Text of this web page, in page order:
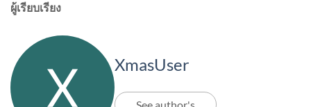
ผู้เรียบเรียง
XmasUser